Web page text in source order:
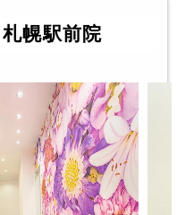
幌駅前院